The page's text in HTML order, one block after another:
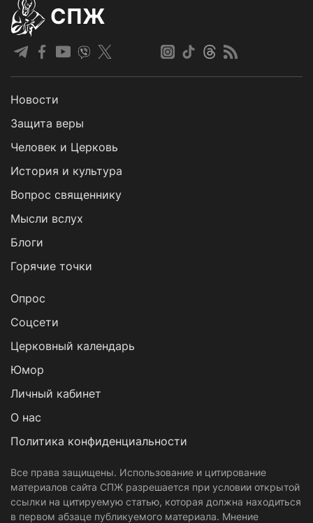
СПЖ
Новости
Защита веры
Человек и Церковь
История и культура
Вопрос священнику
Мысли вслух
Блоги
Горячие точки
Опрос
Cоцсети
Церковный календарь
Юмор
Личный кабинет
О нас
Политика конфиденциальности
Все права защищены. Использование и цитирование
материалов сайта СПЖ разрешается при условии открытой
ссылки на цитируемую статью, которая должна находиться
в первом абзаце публикуемого материала. Мнение